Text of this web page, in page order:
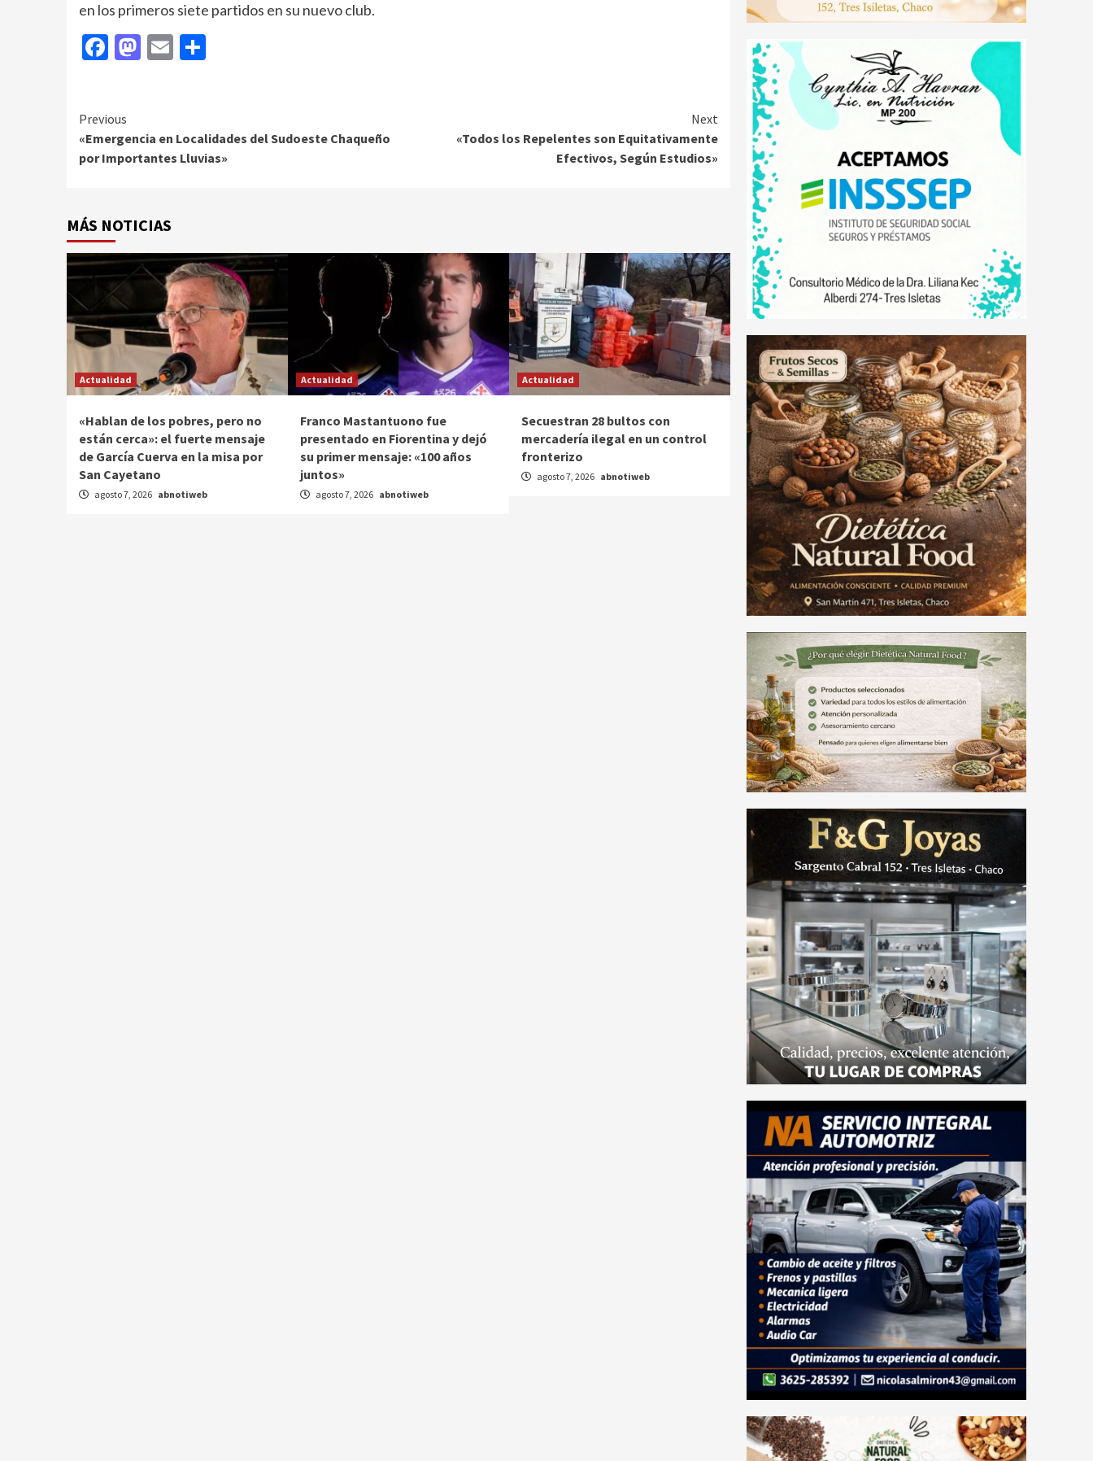
en los primeros siete partidos en su nuevo club.
Facebook
Mastodon
Email
Continue
Reading
Previous
«Emergencia en Localidades del Sudoeste Chaqueño
por Importantes Lluvias»
Next
«Todos los Repelentes son Equitativamente
Efectivos, Según Estudios»
MÁS NOTICIAS
Actualidad
«Hablan de los pobres, pero no
están cerca»: el fuerte mensaje
de García Cuerva en la misa por
San Cayetano
agosto 7, 2026 abnotiweb
Actualidad
Franco Mastantuono fue
presentado en Fiorentina y dejó
su primer mensaje: «100 años
juntos»
agosto 7, 2026 abnotiweb
Actualidad
Secuestran 28 bultos con
mercadería ilegal en un control
fronterizo
agosto 7, 2026 abnotiweb